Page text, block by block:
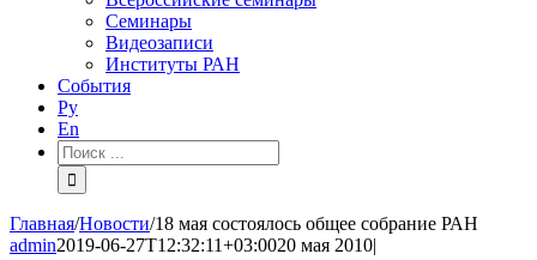
Семинары
Видеозаписи
Институты РАН
События
Ру
En
Результат
поиска:
Главная/Новости/18 мая состоялось общее собрание РАН
admin2019-06-27T12:32:11+03:0020 мая 2010|